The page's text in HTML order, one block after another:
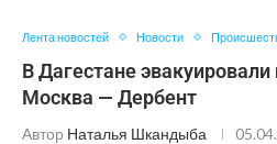
Лента новостей Новости
В Дагестане
Москва — Дербент
Автор Наталья Шкандыба